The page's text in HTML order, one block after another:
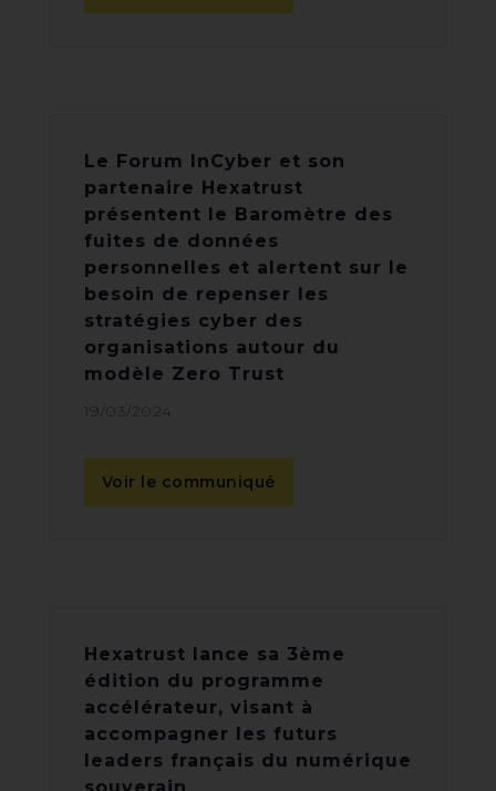
Le Forum InCyber et son
partenaire Hexatrust
présentent le Baromètre des
fuites de données
personnelles et alertent sur le
besoin de repenser les
stratégies cyber des
organisations autour du
modèle Zero Trust
19/03/2024
Voir le communiqué
Hexatrust lance sa 3ème
édition du programme
accélérateur, visant à
accompagner les futurs
leaders français du numérique
souverain